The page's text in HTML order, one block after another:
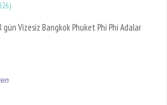
gün Vizesiz Bangkok Phuket Phi Phi Adalar